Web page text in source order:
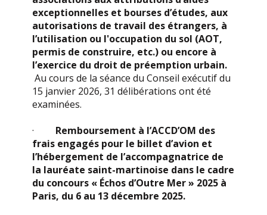
exceptionnelles et bourses d’études, aux
autorisations de travail des étrangers, à
l’utilisation ou l'occupation du sol (AOT,
permis de construire, etc.) ou encore à
l’exercice du droit de préemption urbain.
Au cours de la séance du Conseil exécutif du
15 janvier 2026, 31 délibérations ont été
examinées.
· Remboursement à l’ACCD’OM des
frais engagés pour le billet d’avion et
l’hébergement de l’accompagnatrice de
la lauréate saint-martinoise dans le cadre
du concours « Échos d’Outre Mer » 2025 à
Paris, du 6 au 13 décembre 2025.